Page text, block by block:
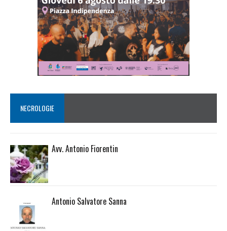
NECROLOGIE
Avv. Antonio Fiorentin
Antonio Salvatore Sanna